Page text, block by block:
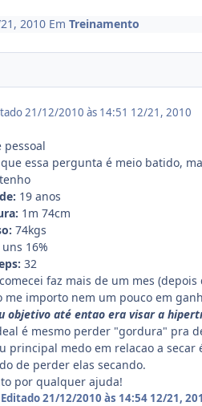
2010 Em Treinamento
21/12/2010 às 14:51 12/21, 2010
pessoal
essa pergunta é meio batido,
19 anos
1m 74cm
74kgs
uns 16%
32
faz mais de um mes
me importo nem um pouco em
objetivo até entao era visar a
é mesmo perder "gordura" pra
principal medo em relacao a
de perder elas secando.
por qualquer ajuda!
Editado21/12/2010 às 14:54 12/21,